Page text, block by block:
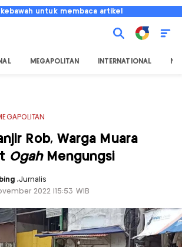
untuk membaca artikel
MEGAPOLITAN INTERNATIONAL
Rob, Warga Muara
OgahMengungsi
,Jurnalis
2022 |15:53 WIB